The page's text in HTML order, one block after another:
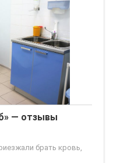
— отзывы
брать кровь,